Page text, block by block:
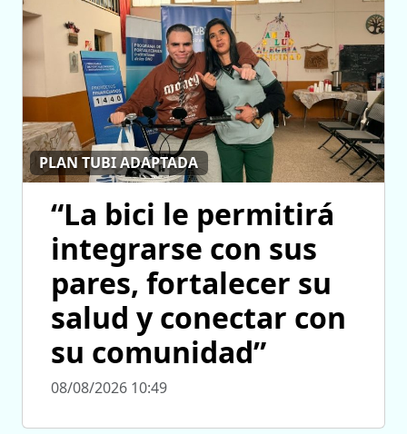
PLAN TUBI ADAPTADA
“La bici le permitirá
integrarse con sus
pares, fortalecer su
salud y conectar con
su comunidad”
08/08/2026 10:49